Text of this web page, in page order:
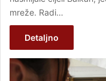
mreže. Radi…
Detaljno